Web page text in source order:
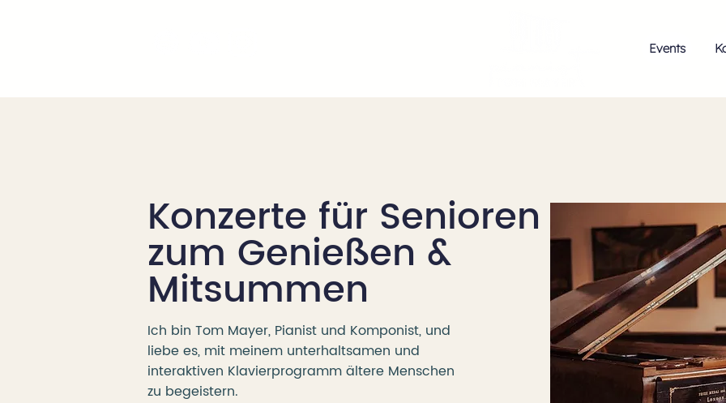
Events
Konzerte für Senioren
zum Genießen &
Mitsummen
Ich bin Tom Mayer, Pianist und Komponist, und
liebe es, mit meinem unterhaltsamen und
interaktiven Klavierprogramm ältere Menschen
zu begeistern.